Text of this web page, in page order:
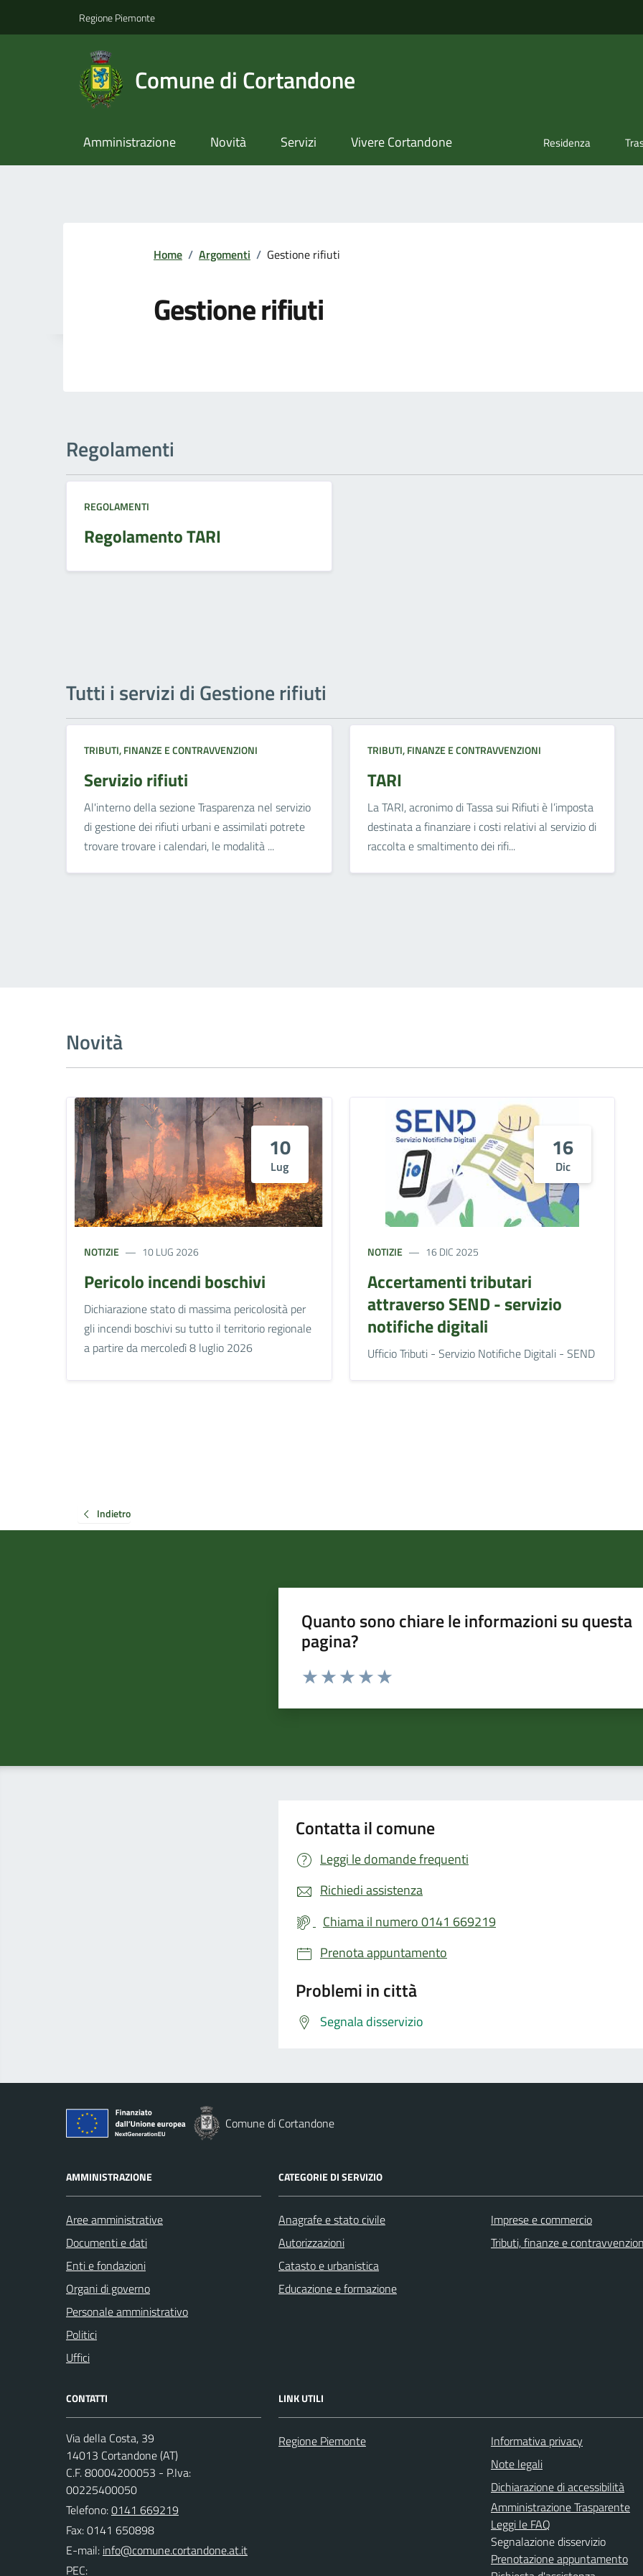
Regione Piemonte
Comune di Cortandone
Amministrazione Novità Servizi Vivere Cortandone Residenza
Home / Argomenti / Gestione rifiuti
Gestione rifiuti
Regolamenti
REGOLAMENTI
Regolamento TARI
Tutti i servizi di Gestione rifiuti
TRIBUTI, FINANZE E CONTRAVVENZIONI
Servizio rifiuti
Al'interno della sezione Trasparenza nel servizio
di gestione dei rifiuti urbani e assimilati potrete
trovare trovare i calendari, le modalità ...
TRIBUTI, FINANZE E CONTRAVVENZIONI
TARI
La TARI, acronimo di Tassa sui Rifiuti è l’imposta
destinata a finanziare i costi relativi al servizio di
raccolta e smaltimento dei rifi...
Novità
10
Lug
NOTIZIE 10 LUG 2026
Pericolo incendi boschivi
Dichiarazione stato di massima pericolosità per
gli incendi boschivi su tutto il territorio regionale
a partire da mercoledì 8 luglio 2026
16
Dic
NOTIZIE 16 DIC 2025
Accertamenti tributari
attraverso SEND - servizio
notifiche digitali
Ufficio Tributi - Servizio Notifiche Digitali - SEND
Indietro
Quanto sono chiare le informazioni su questa
pagina?
Valuta da 1 a 5 stelle la pagina
Contatta il comune
Leggi le domande frequenti
Richiedi assistenza
Chiama il numero 0141 669219
Prenota appuntamento
Problemi in città
Segnala disservizio
Comune di Cortandone
AMMINISTRAZIONE
Aree amministrative
Documenti e dati
Enti e fondazioni
Organi di governo
Personale amministrativo
Politici
Uffici
CATEGORIE DI SERVIZIO
Anagrafe e stato civile
Autorizzazioni
Catasto e urbanistica
Educazione e formazione
Imprese e commercio
Tributi, finanze e
CONTATTI
Via della Costa, 39
14013 Cortandone (AT)
C.F. 80004200053 - P.Iva:
00225400050
Telefono:0141 669219
Fax: 0141 650898
E-mail:
PEC:
LINK UTILI
Regione Piemonte
Informativa privacy
Note legali
Dichiarazione di accessibilità
Amministrazione Trasparente
Leggi le FAQ
Segnalazione disservizio
Prenotazione appuntamento